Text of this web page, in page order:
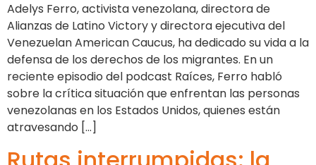
Adelys Ferro, activista venezolana, directora de
Alianzas de Latino Victory y directora ejecutiva del
Venezuelan American Caucus, ha dedicado su vida a la
defensa de los derechos de los migrantes. En un
reciente episodio del podcast Raíces, Ferro habló
sobre la crítica situación que enfrentan las personas
venezolanas en los Estados Unidos, quienes están
atravesando […]